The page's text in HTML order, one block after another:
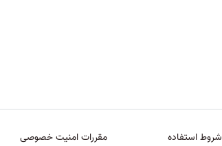
شروط استفاده مقررات امنیت خصوصی